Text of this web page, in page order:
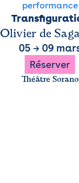
performance
Olivier de
05 → 09
Réserver
Théâtre Sorano